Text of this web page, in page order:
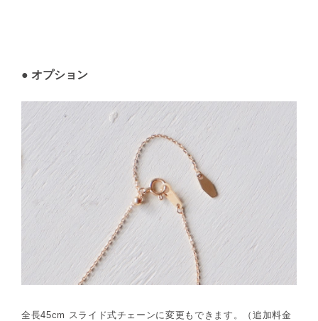
● オプション
全長45cm スライド式チェーンに変更もできます。（追加料金